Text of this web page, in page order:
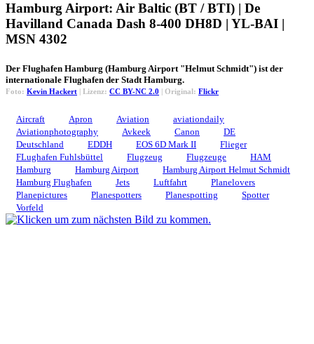
Hamburg Airport: Air Baltic (BT / BTI) | De
Havilland Canada Dash 8-400 DH8D | YL-BAI |
MSN 4302
Der Flughafen Hamburg (Hamburg Airport "Helmut Schmidt") ist der
internationale Flughafen der Stadt Hamburg.
Foto: Kevin Hackert | Lizenz: CC BY-NC 2.0 | Original: Flickr
Aircraft Apron Aviation
aviationdaily
Aviationphotography
Avkeek Canon
DE
Deutschland
EDDH EOS 6D Mark II
Flieger
FLughafen Fuhlsbüttel
Flugzeug Flugzeuge
HAM
Hamburg
Hamburg Airport
Hamburg Airport Helmut Schmidt
Hamburg Flughafen
Jets Luftfahrt
Planelovers
Planepictures
Planespotters Planespotting
Spotter
Vorfeld